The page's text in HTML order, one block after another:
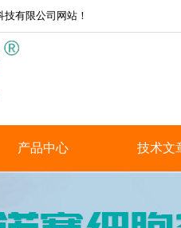
有限公司网站！
产品中心 技术文